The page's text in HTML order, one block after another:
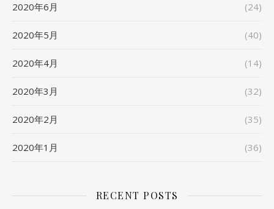
2020年6月 (24)
2020年5月 (40)
2020年4月 (14)
2020年3月 (32)
2020年2月 (35)
2020年1月 (36)
RECENT POSTS